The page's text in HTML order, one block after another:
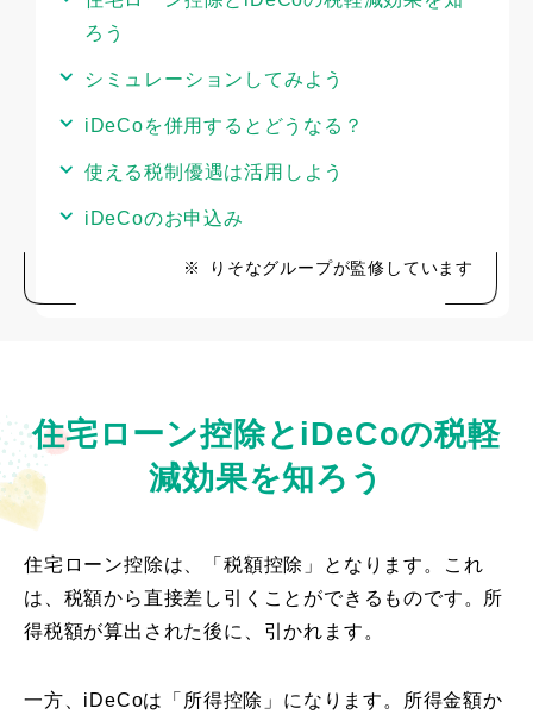
ろう
シミュレーションしてみよう
iDeCoを併用するとどうなる？
使える税制優遇は活用しよう
iDeCoのお申込み
※ りそなグループが監修しています
住宅ローン控除とiDeCoの税軽
減効果を知ろう
住宅ローン控除は、「税額控除」となります。これ
は、税額から直接差し引くことができるものです。所
得税額が算出された後に、引かれます。
一方、iDeCoは「所得控除」になります。所得金額か